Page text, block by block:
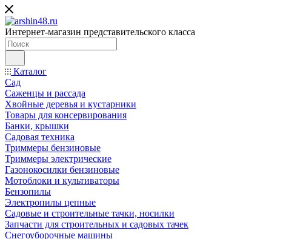
Интернет-магазин представительского класса
Каталог
Сад
Саженцы и рассада
Хвойные деревья и кустарники
Товары для консервирования
Банки, крышки
Садовая техника
Триммеры бензиновые
Триммеры электрические
Газонокосилки бензиновые
Мотоблоки и культиваторы
Бензопилы
Электропилы цепные
Садовые и строительные тачки, носилки
Запчасти для строительных и садовых тачек
Снегоуборочные машины